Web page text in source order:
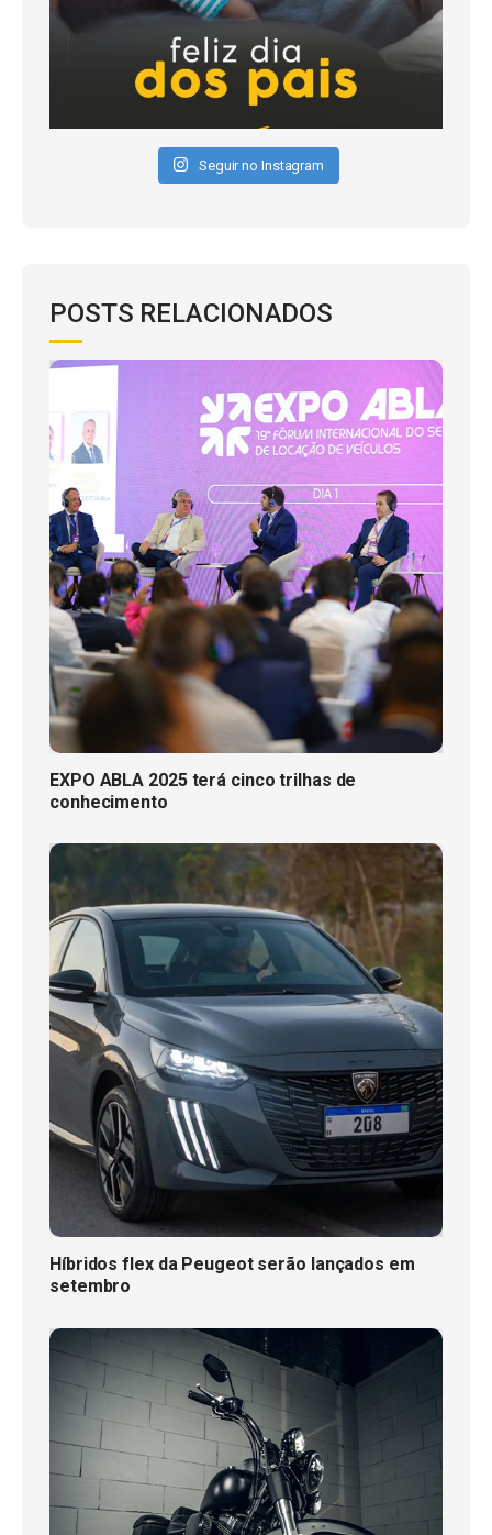
Seguir no Instagram
POSTS RELACIONADOS
EXPO ABLA 2025 terá cinco trilhas de
conhecimento
Híbridos flex da Peugeot serão lançados em
setembro